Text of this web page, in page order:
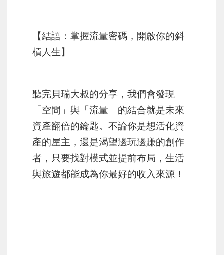
【結語：掌握流量密碼，開啟你的斜
槓人生】
聽完貝瑞大叔的分享，我們會發現
「空間」與「流量」的結合就是未來
資產翻倍的鑰匙。不論你是想活化資
產的屋主，還是渴望邊玩邊賺的創作
者，只要找對模式並提前布局，生活
與旅遊都能成為你最好的收入來源！